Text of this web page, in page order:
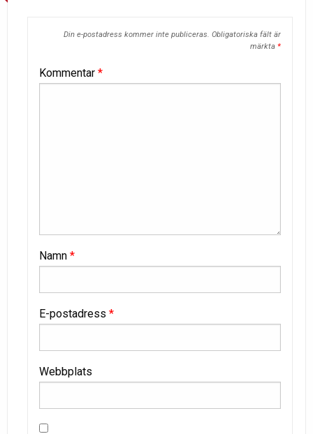
Din e-postadress kommer inte publiceras. Obligatoriska fält är
märkta *
Kommentar *
Namn *
E-postadress *
Webbplats